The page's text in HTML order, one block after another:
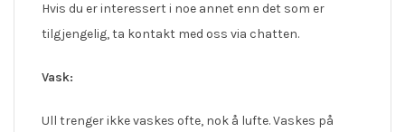
Hvis du er interessert i noe annet enn det som er
tilgjengelig, ta kontakt med oss via chatten.
Vask:
Ull trenger ikke vaskes ofte, nok å lufte. Vaskes på